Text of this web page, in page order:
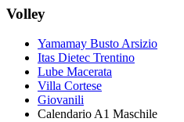
Volley
Yamamay Busto Arsizio
Itas Dietec Trentino
Lube Macerata
Villa Cortese
Giovanili
Calendario A1 Maschile